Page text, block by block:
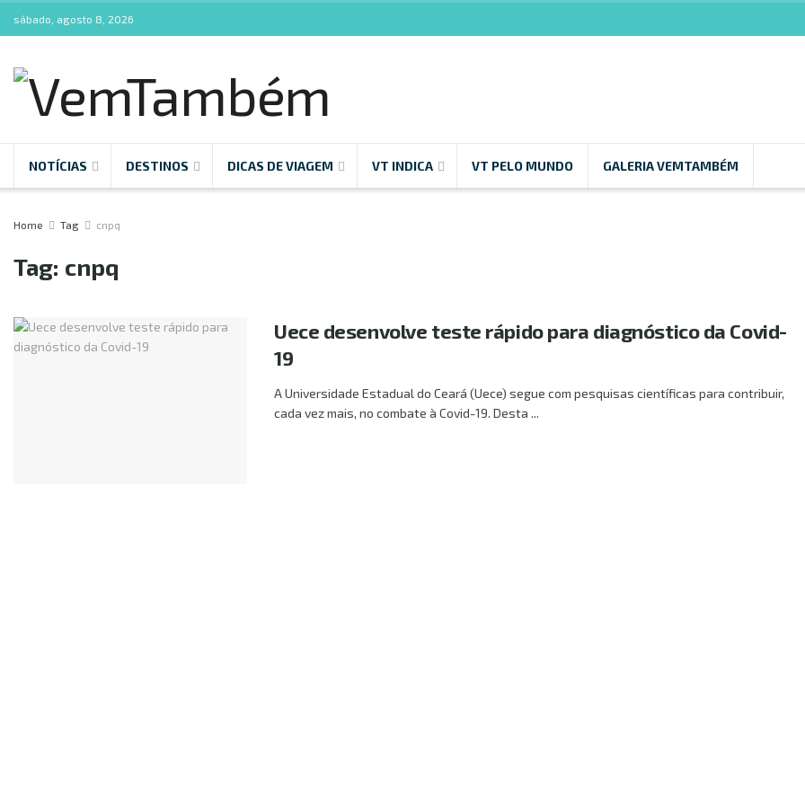
sábado, agosto 8, 2026
NOTÍCIAS DESTINOS DICAS DE VIAGEM VT INDICA VT PELO MUNDO GALERIA VEMTAMBÉM
Home Tag cnpq
Tag: cnpq
Uece desenvolve teste rápido para diagnóstico da Covid-
19
A Universidade Estadual do Ceará (Uece) segue com pesquisas científicas para contribuir,
cada vez mais, no combate à Covid-19. Desta ...